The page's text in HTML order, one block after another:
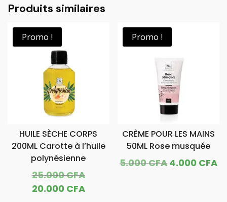
Produits similaires
Promo !
HUILE SÈCHE CORPS
200ML Carotte à l’huile
polynésienne
25.000CFALe
prix
20.000 CFALe
Promo !
CRÈME POUR LES MAINS
50ML Rose musquée
5.000CFA Le
4.000 CFA